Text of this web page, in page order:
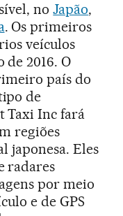
noJapão,
. Os primeiros
veículos
de 2016. O
país do
de
Taxi Inc fará
regiões
japonesa. Eles
radares
por meio
e de GPS